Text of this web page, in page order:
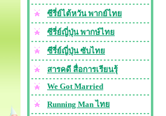
ซีรี่ย์ไต้หวัน พากย์ไทย
ซีรี่ย์ญี่ปุ่น พากษ์ไทย
ซีรี่ย์ญี่ปุ่น ซับไทย
สารคดี สื่อการเรียนรุ้
We Got Married
Running Man ไทย